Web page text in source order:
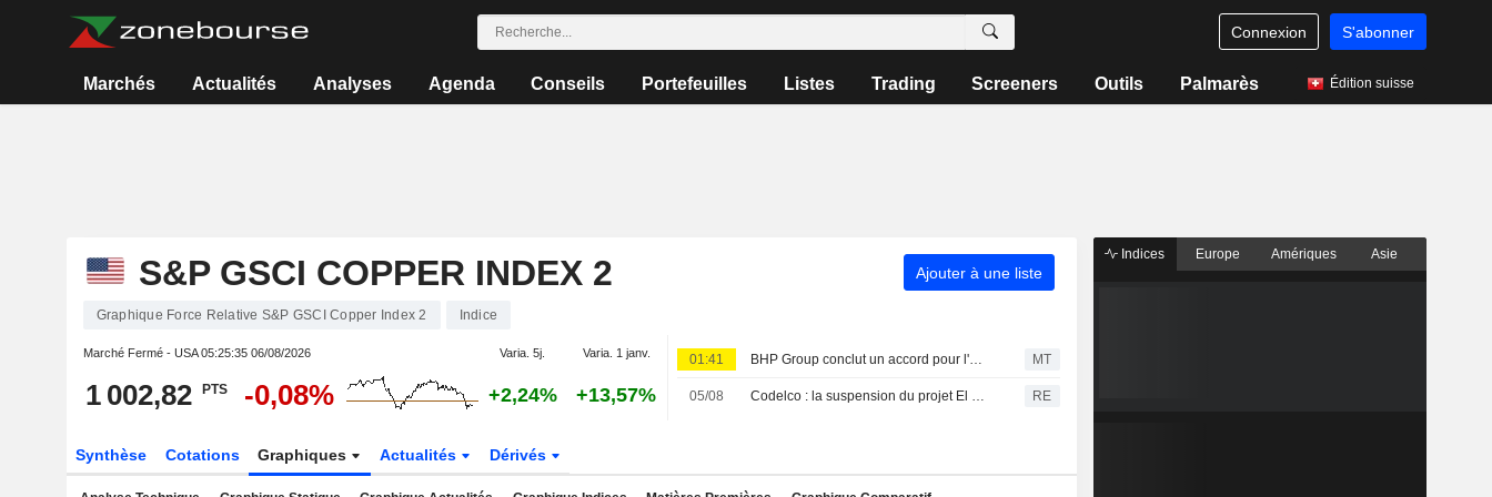
Connexion S'abonner
Marchés Actualités Analyses Agenda Conseils Portefeuilles Listes Trading Screeners Outils Palmarès Édition suisse
S&P GSCI COPPER INDEX 2 Ajouter à une liste
Graphique Force Relative S&P GSCI Copper Index 2 Indice
Marché Fermé - USA05:25:35 06/08/2026 Varia. 5j. Varia. 1 janv.
1 002,82 PTS -0,08% +2,24% +13,57%
01:41 BHP Group conclut un accord pour l'exploration conjointe des projets de cuivre de Kobrea en Argentine MT
05/08 Codelco : la suspension du projet El Teniente pourrait durer deux ans, selon le syndicat RE
Synthèse Cotations Graphiques Actualités Dérivés
Indices Europe Amériques Asie